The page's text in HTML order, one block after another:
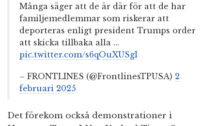
Många säger att de är där för att de har
familjemedlemmar som riskerar att
deporteras enligt president Trumps order
att skicka tillbaka alla …
pic.twitter.com/s6qOuXUSgI
– FRONTLINES (@FrontlinesTPUSA) 2
februari 2025
Det förekom också demonstrationer i